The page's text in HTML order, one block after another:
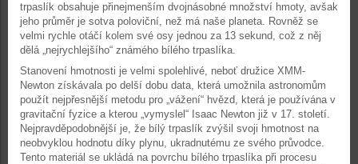
trpaslík obsahuje přinejmenším dvojnásobné množství hmoty, avšak
jeho průměr je sotva poloviční, než má naše planeta. Rovněž se
velmi rychle otáčí kolem své osy jednou za 13 sekund, což z něj
dělá „nejrychlejšího“ známého bílého trpaslíka.
Stanovení hmotnosti je velmi spolehlivé, neboť družice XMM-
Newton získávala po delší dobu data, která umožnila astronomům
použít nejpřesnější metodu pro „vážení“ hvězd, která je používána v
gravitační fyzice a kterou „vymyslel“ Isaac Newton již v 17. století.
Nejpravděpodobnější je, že bílý trpaslík zvýšil svoji hmotnost na
neobvyklou hodnotu díky plynu, ukradnutému ze svého průvodce.
Tento materiál se ukládá na povrchu bílého trpaslíka při procesu